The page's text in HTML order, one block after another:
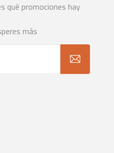
qué promociones hay
más